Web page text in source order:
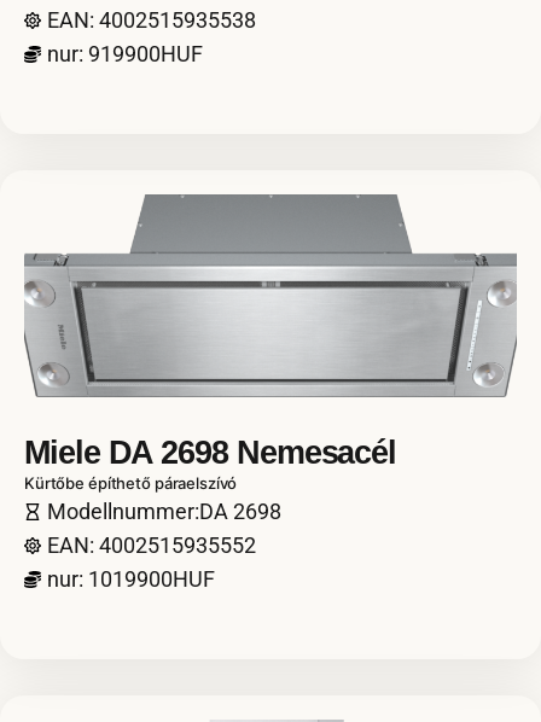
EAN: 4002515935538
nur: 919900HUF
Miele DA 2698 Nemesacél
Kürtőbe építhető páraelszívó
Modellnummer:DA 2698
EAN: 4002515935552
nur: 1019900HUF